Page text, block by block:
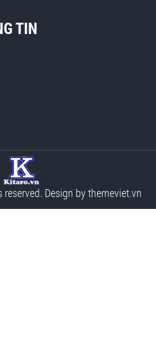
TIN
Design by themeviet.vn